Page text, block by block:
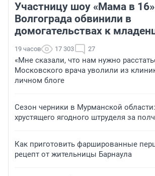
Участницу шоу «Мама в
Волгограда обвинили в
домогательствах к
19 часов 17 303 27
«Мне сказали, что нам нужно
Московского врача уволили из
личном блоге
Сезон черники в Мурманской
хрустящего ягодного штруделя за
Как приготовить фаршированные
рецепт от жительницы Барнаула